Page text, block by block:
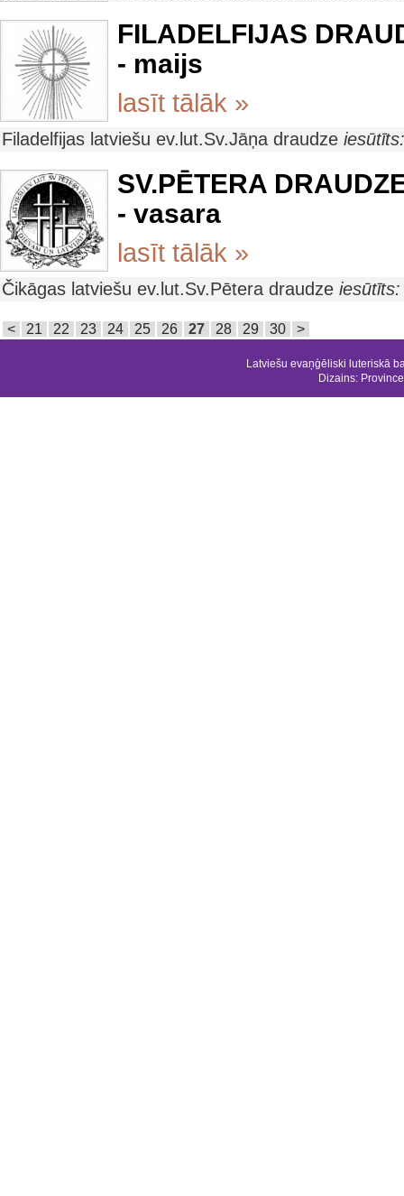
FILADELFIJAS
- maijs
lasīt tālāk »
Filadelfijas latviešu ev.lut.Sv.Jāņa draudze
SV.PĒTERA
- vasara
lasīt tālāk »
Čikāgas latviešu ev.lut.Sv.Pētera draudze
< 21 22 23 24 25 26 27 28 29 30 >
Latviešu evaņģēliski luteriskā
Dizains: